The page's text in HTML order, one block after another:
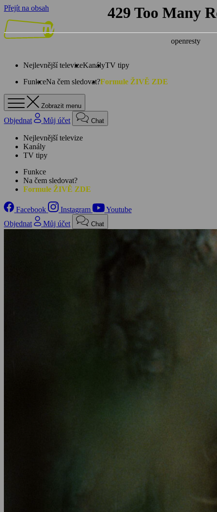
Přejít na obsah
Nejlevnější televizeKanályTV tipy
FunkceNa čem sledovat?Formule ŽIVĚ ZDE
Zobrazit menu
Objednat Můj účet Chat
Nejlevnější televize
Kanály
TV tipy
Funkce
Na čem sledovat?
Formule ŽIVĚ ZDE
Facebook Instagram
Youtube
Objednat
Můj účet Chat